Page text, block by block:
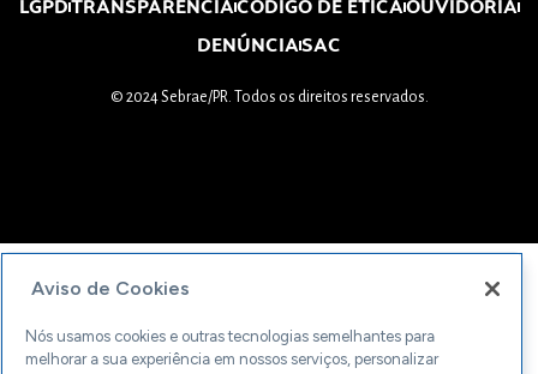
LGPDTRANSPARÊNCIACÓDIGO DE ÉTICAOUVIDORIA
DENÚNCIASAC
© 2024 Sebrae/PR. Todos os direitos reservados.
Aviso de Cookies
Nós usamos cookies e outras tecnologias semelhantes para
melhorar a sua experiência em nossos serviços, personalizar